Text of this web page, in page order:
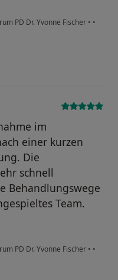
PD Dr. Yvonne Fischer • •
im
einer kurzen
Die
schnell
Behandlungswege
Team.
PD Dr. Yvonne Fischer • •